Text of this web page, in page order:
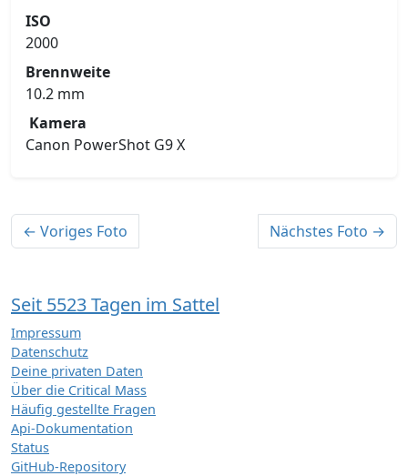
ISO
2000
Brennweite
10.2 mm
Kamera
Canon PowerShot G9 X
← Voriges Foto Nächstes Foto →
Seit 5523 Tagen im Sattel
Impressum
Datenschutz
Deine privaten Daten
Über die Critical Mass
Häufig gestellte Fragen
Api-Dokumentation
Status
GitHub-Repository